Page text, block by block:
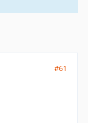
#61